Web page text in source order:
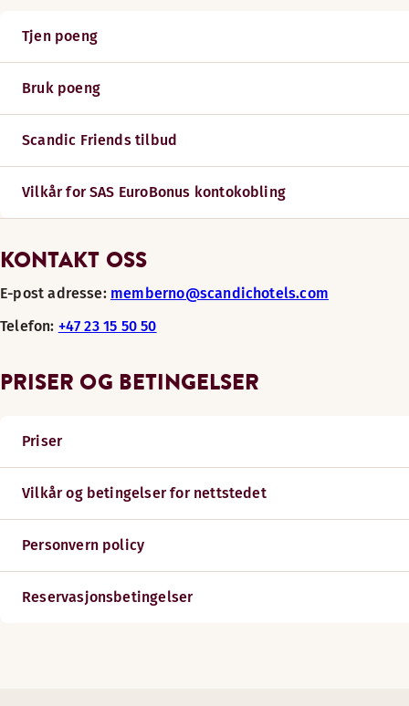
Tjen poeng
Bruk poeng
Scandic Friends tilbud
Vilkår for SAS EuroBonus kontokobling
KONTAKT OSS
E-post adresse: memberno@scandichotels.com
Telefon: +47 23 15 50 50
PRISER OG BETINGELSER
Priser
Vilkår og betingelser for nettstedet
Personvern policy
Reservasjonsbetingelser